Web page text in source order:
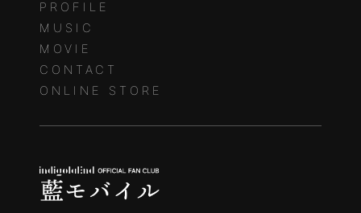
PROFILE
MUSIC
MOVIE
CONTACT
ONLINE STORE